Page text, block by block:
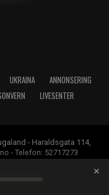
UKRAINA
ANNONSERING
LIVESENTER
- Haraldsgata 114,
- Telefon: 52717273
×